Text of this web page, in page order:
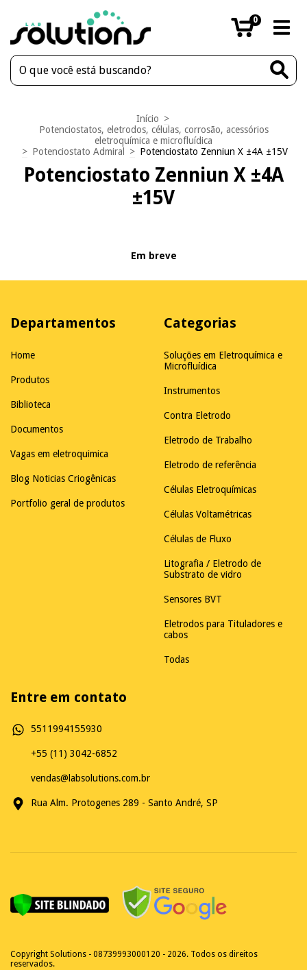
0
Início >
Potenciostatos, eletrodos, células, corrosão, acessórios
eletroquímica e microfluídica
> Potenciostato Admiral > Potenciostato Zenniun X ±4A ±15V
Potenciostato Zenniun X ±4A
±15V
Em breve
Departamentos
Home
Produtos
Biblioteca
Documentos
Vagas em eletroquimica
Blog Noticias Criogênicas
Portfolio geral de produtos
Categorias
Soluções em Eletroquímica e
Microfluídica
Instrumentos
Contra Eletrodo
Eletrodo de Trabalho
Eletrodo de referência
Células Eletroquímicas
Células Voltamétricas
Células de Fluxo
Litografia / Eletrodo de
Substrato de vidro
Sensores BVT
Eletrodos para Tituladores e
cabos
Todas
Entre em contato
5511994155930
+55 (11) 3042-6852
vendas@labsolutions.com.br
Rua Alm. Protogenes 289 - Santo André, SP
Copyright Solutions - 08739993000120 - 2026. Todos os direitos
reservados.